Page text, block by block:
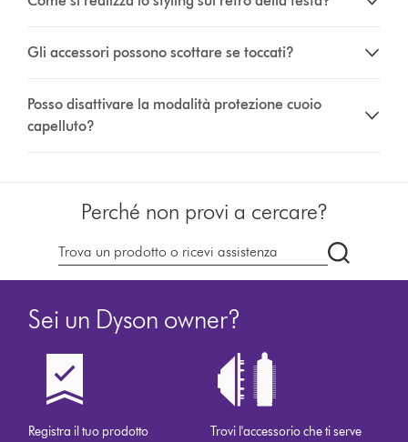
Gli accessori possono scottare se toccati?
Posso disattivare la modalità protezione cuoio
capelluto?
Perché non provi a cercare?
Cerca
su
Sei un Dyson owner?
Registra il tuo prodotto Trovi l'accessorio che ti serve